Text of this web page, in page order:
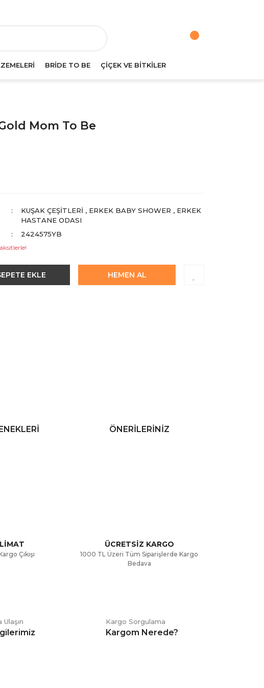
BRİDE TO BE ÇİÇEK VE BİTKİLER
Mom To Be
KUŞAK ÇEŞITLERI , ERKEK BABY SHOWER , ERKEK
HASTANE ODASI
2424575YB
EKLE HEMEN AL
ÖNERILERINIZ
Çıkışı
ÜCRETSİZ KARGO
1000 TL Üzeri Tüm Siparişlerde Kargo
Bedava
Kargo Sorgulama
Kargom Nerede?